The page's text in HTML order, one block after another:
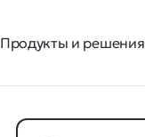
Продукты и решения